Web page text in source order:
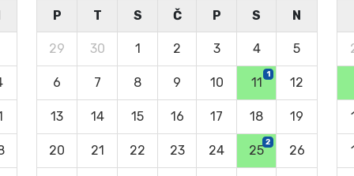
P T S Č P S N
29 30 1 2 3 4 5
6 7 8 9 10 11
1
12
13 14 15 16 17 18 19
20 21 22 23 24 25
2
26